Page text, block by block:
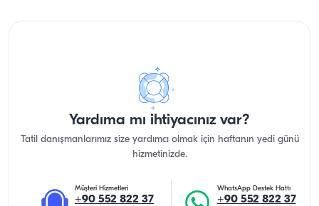
Yardıma mı ihtiyacınız var?
Tatil danışmanlarımız size yardımcı olmak için haftanın yedi günü
hizmetinizde.
Müşteri Hizmetleri
+90 552 822 37
WhatsApp Destek Hattı
+90 552 822 37